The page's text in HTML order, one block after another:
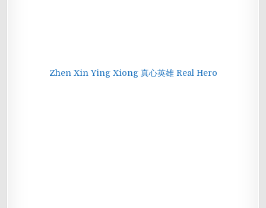
Zhen Xin Ying Xiong 真心英雄 Real Hero